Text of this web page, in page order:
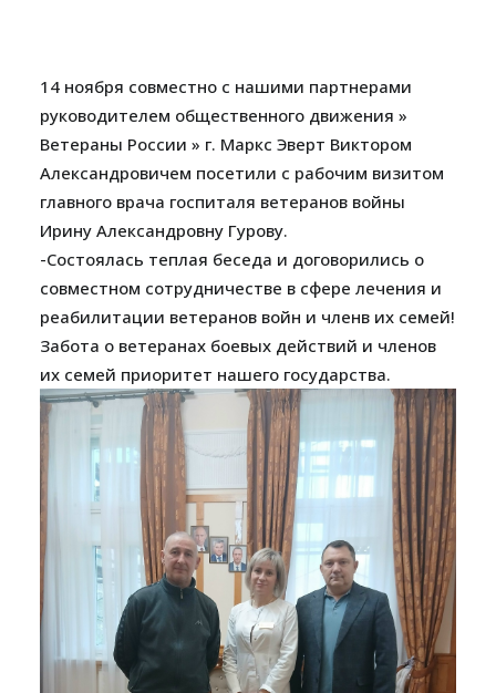
14 ноября совместно с нашими партнерами
руководителем общественного движения »
Ветераны России » г. Маркс Эверт Виктором
Александровичем посетили с рабочим визитом
главного врача госпиталя ветеранов войны
Ирину Александровну Гурову.
-Состоялась теплая беседа и договорились о
совместном сотрудничестве в сфере лечения и
реабилитации ветеранов войн и членв их семей!
Забота о ветеранах боевых действий и членов
их семей приоритет нашего государства.